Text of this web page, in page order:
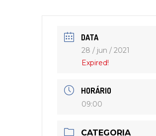
DATA
28 / jun / 2021
Expired!
HORÁRIO
09:00
CATEGORIA